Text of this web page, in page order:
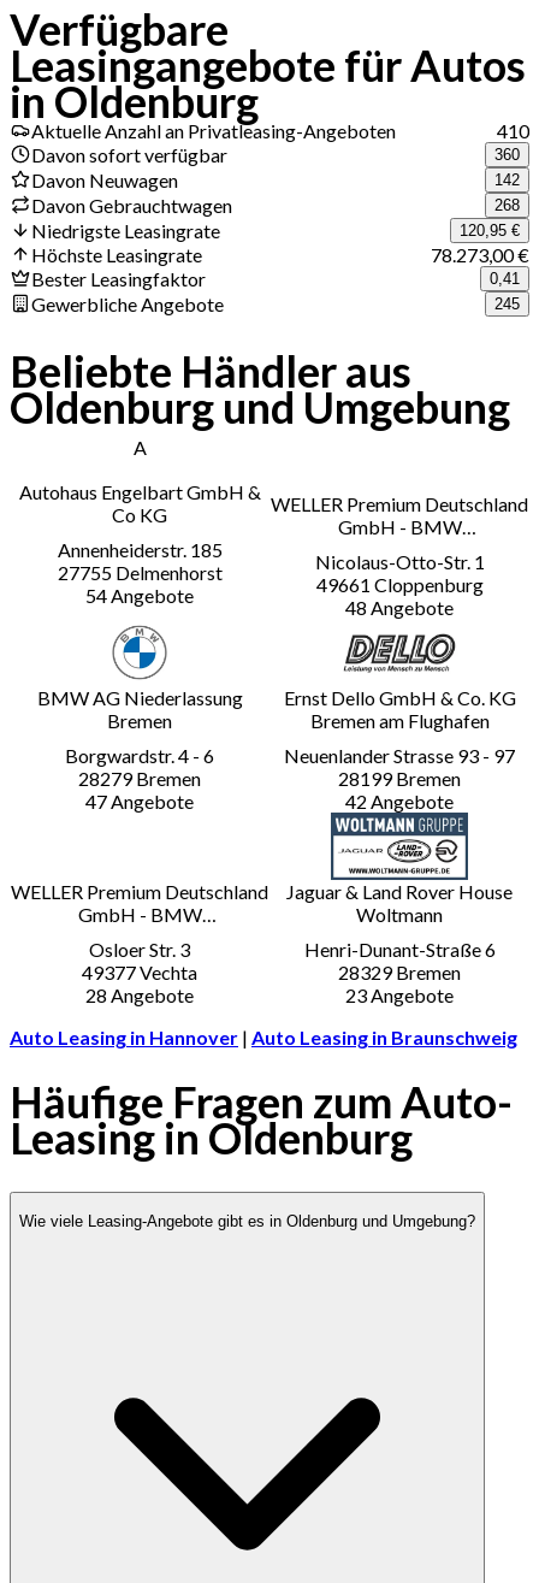
Verfügbare
Leasingangebote für Autos
in Oldenburg
Aktuelle Anzahl an Privatleasing-Angeboten
410
Davon sofort verfügbar
360
Davon Neuwagen 142
Davon Gebrauchtwagen 268
Niedrigste Leasingrate 120,95 €
Höchste Leasingrate
78.273,00 €
Bester Leasingfaktor
0,41
Gewerbliche Angebote 245
Beliebte Händler aus
Oldenburg und Umgebung
A
Autohaus Engelbart GmbH &
Co KG
WELLER Premium Deutschland
GmbH - BMW
BMW AG Niederlassung
Bremen
Ernst Dello GmbH & Co. KG
Bremen am Flughafen
WELLER Premium Deutschland
GmbH - BMW
Jaguar & Land Rover House
Woltmann
Auto Leasing in Hannover | Auto Leasing in Braunschweig
Häufige Fragen zum Auto-
Leasing in Oldenburg
Wie viele Leasing-Angebote gibt es in Oldenburg und Umgebung?